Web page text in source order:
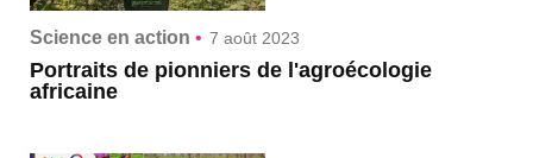
Science en action • 7 août 2023
Portraits de pionniers de l'agroécologie
africaine